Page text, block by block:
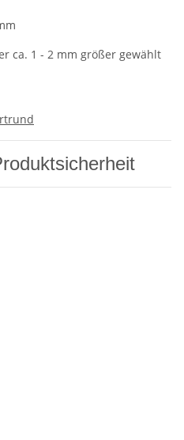
ca. 1 - 2 mm größer gewählt
rund